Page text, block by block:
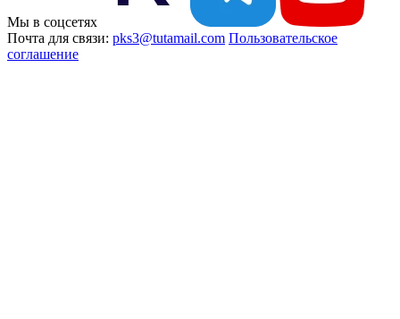
Мы в соцсетях
Почта для связи: pks3@tutamail.com Пользовательское
соглашение